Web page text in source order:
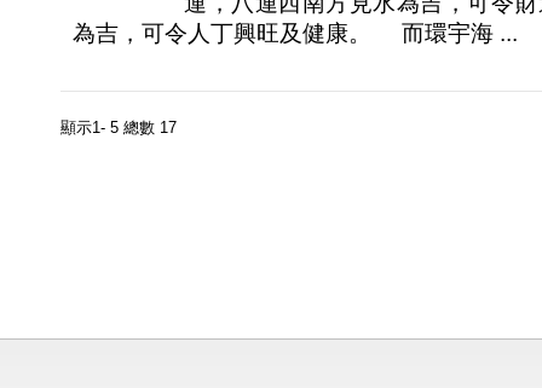
為吉，可令人丁興旺及健康。 而環宇海 ...
顯示1- 5 總數 17